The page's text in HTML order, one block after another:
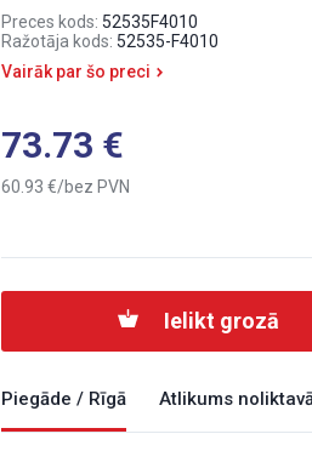
Preces kods: 52535F4010
Ražotāja kods: 52535-F4010
Vairāk par šo preci
73.73
60.93 bez PVN
Ielikt grozā
Piegāde / Rīgā Atlikums